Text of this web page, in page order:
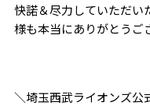
快諾＆尽力していただい
様も本当にありがとうご
＼埼玉西武ライオンズ公